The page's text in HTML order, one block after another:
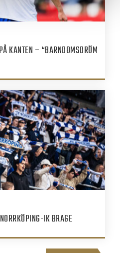
KANTEN – “BARNDOMSDRÖM
IK BRAGE